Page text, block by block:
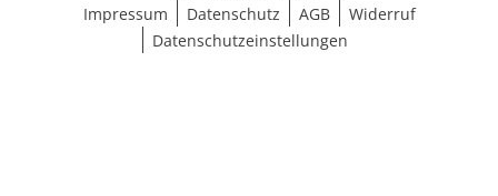
Impressum
Datenschutz AGB
Widerruf
Datenschutzeinstellungen